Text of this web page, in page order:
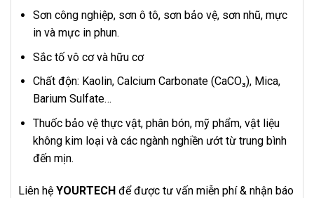
Sơn công nghiệp, sơn ô tô, sơn bảo vệ, sơn nhũ, mực
in và mực in phun.
Sắc tố vô cơ và hữu cơ
Chất độn: Kaolin, Calcium Carbonate (CaCO₃), Mica,
Barium Sulfate…
Thuốc bảo vệ thực vật, phân bón, mỹ phẩm, vật liệu
không kim loại và các ngành nghiền ướt từ trung bình
đến mịn.
Liên hệ YOURTECH để được tư vấn miễn phí & nhận báo